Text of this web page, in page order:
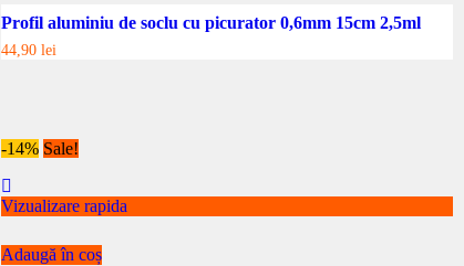
Profil aluminiu de soclu cu picurator 0,6mm 15cm 2,5ml
44,90 lei
-14% Sale!
Vizualizare rapida
Adaugă în coș